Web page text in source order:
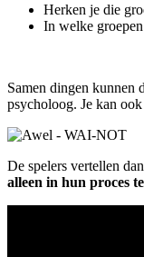
Herken je die
In welke
Samen dingen kunnen
psycholoog. Je kan
De spelers vertellen
alleen in hun proces